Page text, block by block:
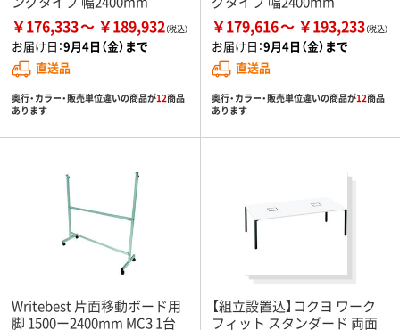
￥176,333 ￥189,932
お届け日：9月4日（金）まで
直送品
奥行・カラー・販売単位違いの商品が12商品
あります
￥179,616 ￥193,233
お届け日：9月4日（金）まで
直送品
奥行・カラー・販売単位違いの商品が12商品
あります
Writebest 片面移動ボード用
脚 1500ー2400mm MC3 1台
【組立設置込】コクヨ ワーク
フィット スタンダード 両面